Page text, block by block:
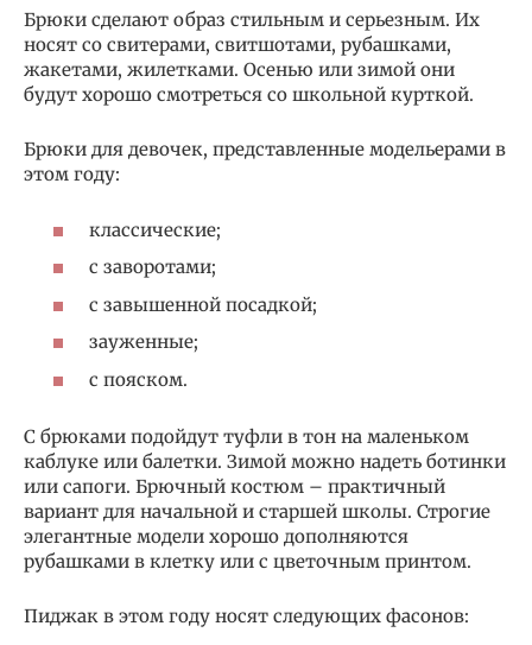
Брюки сделают образ стильным и серьезным. Их
носят со свитерами, свитшотами, рубашками,
жакетами, жилетками. Осенью или зимой они
будут хорошо смотреться со школьной курткой.
Брюки для девочек, представленные модельерами в
этом году:
классические;
с заворотами;
с завышенной посадкой;
зауженные;
с пояском.
С брюками подойдут туфли в тон на маленьком
каблуке или балетки. Зимой можно надеть ботинки
или сапоги. Брючный костюм – практичный
вариант для начальной и старшей школы. Строгие
элегантные модели хорошо дополняются
рубашками в клетку или с цветочным принтом.
Пиджак в этом году носят следующих фасонов: